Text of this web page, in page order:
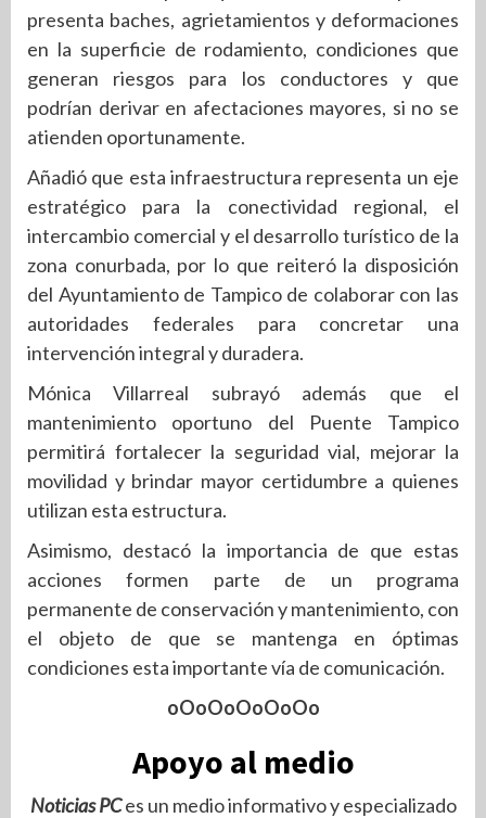
presenta baches, agrietamientos y deformaciones
en la superficie de rodamiento, condiciones que
generan riesgos para los conductores y que
podrían derivar en afectaciones mayores, si no se
atienden oportunamente.
Añadió que esta infraestructura representa un eje
estratégico para la conectividad regional, el
intercambio comercial y el desarrollo turístico de la
zona conurbada, por lo que reiteró la disposición
del Ayuntamiento de Tampico de colaborar con las
autoridades federales para concretar una
intervención integral y duradera.
Mónica Villarreal subrayó además que el
mantenimiento oportuno del Puente Tampico
permitirá fortalecer la seguridad vial, mejorar la
movilidad y brindar mayor certidumbre a quienes
utilizan esta estructura.
Asimismo, destacó la importancia de que estas
acciones formen parte de un programa
permanente de conservación y mantenimiento, con
el objeto de que se mantenga en óptimas
condiciones esta importante vía de comunicación.
oOoOoOoOoOo
Apoyo al medio
Noticias PCes un medio informativo y especializado